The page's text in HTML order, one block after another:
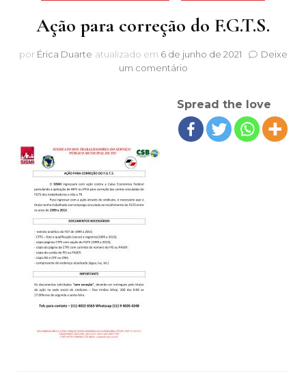
Ação para correção do F.G.T.S.
por Érica Duarte atualizado em 6 de junho de 2021
Deixe
um comentárioem
correção
do
F.G.T.S.
Spread the love